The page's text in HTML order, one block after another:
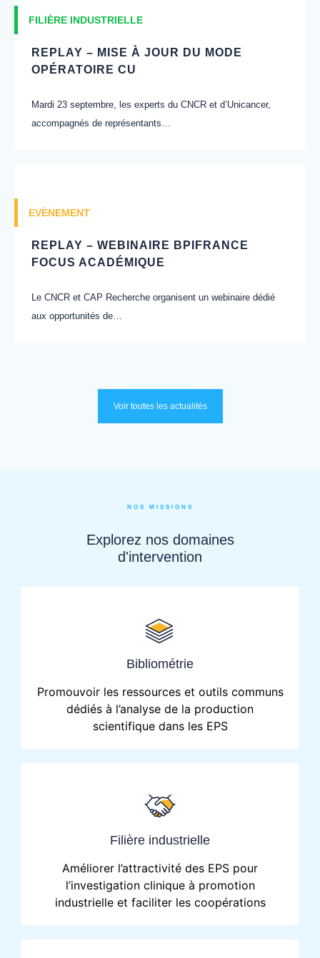
FILIÈRE INDUSTRIELLE
REPLAY – MISE À JOUR DU MODE
OPÉRATOIRE CU
Mardi 23 septembre, les experts du CNCR et d’Unicancer,
accompagnés de représentants…
EVÈNEMENT
REPLAY – WEBINAIRE BPIFRANCE
FOCUS ACADÉMIQUE
Le CNCR et CAP Recherche organisent un webinaire dédié
aux opportunités de…
Voir toutes les actualités
NOS MISSIONS
Explorez nos domaines
d'intervention
Bibliométrie
Promouvoir les ressources et outils communs
dédiés à l’analyse de la production
scientifique dans les EPS
Filière industrielle
Améliorer l’attractivité des EPS pour
l’investigation clinique à promotion
industrielle et faciliter les coopérations